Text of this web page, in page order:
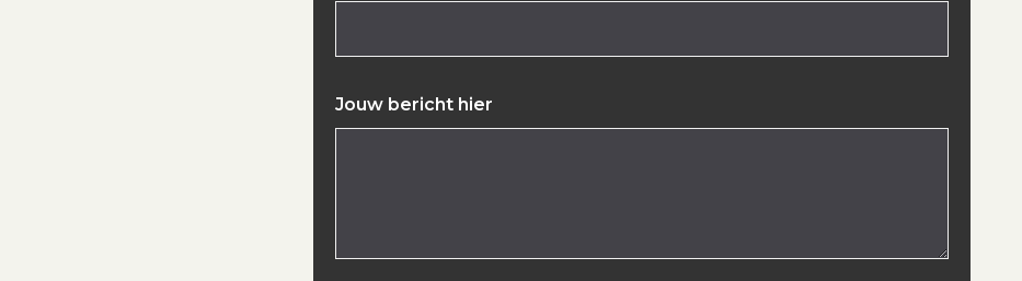
Jouw bericht hier